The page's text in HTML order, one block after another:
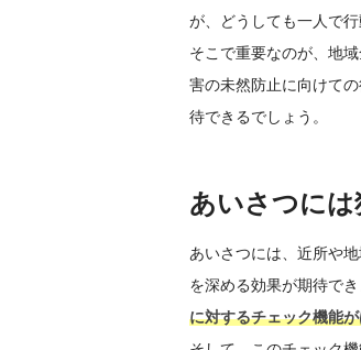
が、どうしても一人で
そこで重要なのが、地
害の未然防止に向けて
待できるでしょう。
あいさつに
あいさつには、近所や
を深める効果が期待で
に対するチェック機能